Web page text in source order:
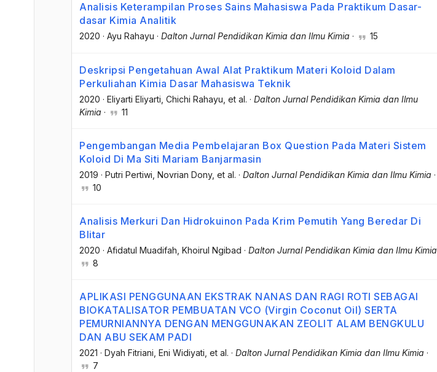
Analisis Keterampilan Proses Sains Mahasiswa Pada Praktikum Dasar-
dasar Kimia Analitik
2020 · Ayu Rahayu · Dalton Jurnal Pendidikan Kimia dan Ilmu Kimia · 15
Deskripsi Pengetahuan Awal Alat Praktikum Materi Koloid Dalam
Perkuliahan Kimia Dasar Mahasiswa Teknik
2020 · Eliyarti Eliyarti , Chichi Rahayu , et al. · Dalton Jurnal Pendidikan Kimia dan Ilmu
Kimia · 11
Pengembangan Media Pembelajaran Box Question Pada Materi Sistem
Koloid Di Ma Siti Mariam Banjarmasin
2019 · Putri Pertiwi , Novrian Dony, et al. · Dalton Jurnal Pendidikan Kimia dan Ilmu Kimia ·
10
Analisis Merkuri Dan Hidrokuinon Pada Krim Pemutih Yang Beredar Di
Blitar
2020 · Afidatul Muadifah , Khoirul Ngibad · Dalton Jurnal Pendidikan Kimia dan Ilmu Kimia
8
APLIKASI PENGGUNAAN EKSTRAK NANAS DAN RAGI ROTI SEBAGAI
BIOKATALISATOR PEMBUATAN VCO (Virgin Coconut Oil) SERTA
PEMURNIANNYA DENGAN MENGGUNAKAN ZEOLIT ALAM BENGKULU
DAN ABU SEKAM PADI
2021 · Dyah Fitriani , Eni Widiyati , et al. · Dalton Jurnal Pendidikan Kimia dan Ilmu Kimia ·
7